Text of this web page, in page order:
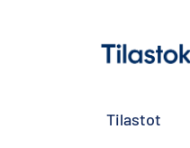
Tilastot